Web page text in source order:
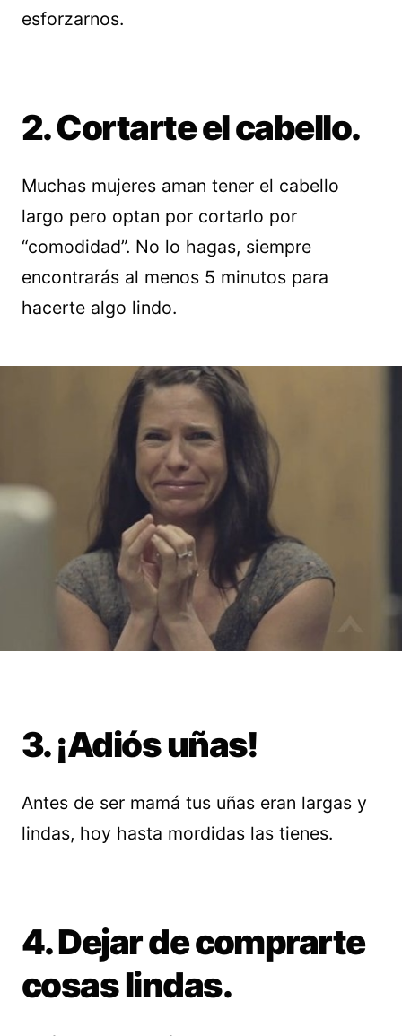
esforzarnos.
2. Cortarte el cabello.
Muchas mujeres aman tener el cabello
largo pero optan por cortarlo por
“comodidad”. No lo hagas, siempre
encontrarás al menos 5 minutos para
hacerte algo lindo.
3. ¡Adiós uñas!
Antes de ser mamá tus uñas eran largas y
lindas, hoy hasta mordidas las tienes.
4. Dejar de comprarte
cosas lindas.